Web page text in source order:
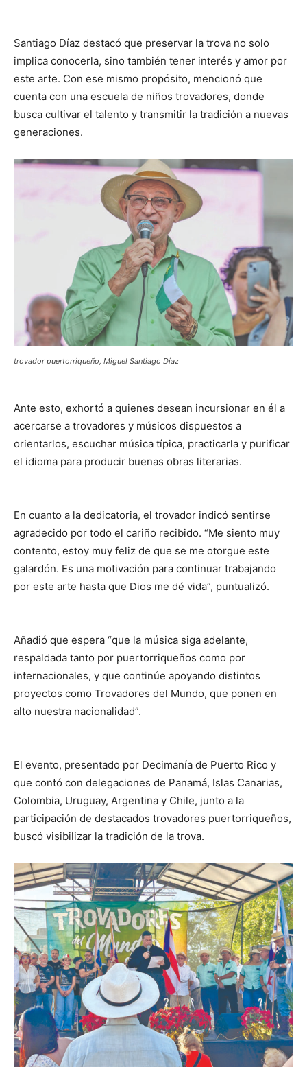
Santiago Díaz destacó que preservar la trova no solo
implica conocerla, sino también tener interés y amor por
este arte. Con ese mismo propósito, mencionó que
cuenta con una escuela de niños trovadores, donde
busca cultivar el talento y transmitir la tradición a nuevas
generaciones.
trovador puertorriqueño, Miguel Santiago Díaz
Ante esto, exhortó a quienes desean incursionar en él a
acercarse a trovadores y músicos dispuestos a
orientarlos, escuchar música típica, practicarla y purificar
el idioma para producir buenas obras literarias.
En cuanto a la dedicatoria, el trovador indicó sentirse
agradecido por todo el cariño recibido. “Me siento muy
contento, estoy muy feliz de que se me otorgue este
galardón. Es una motivación para continuar trabajando
por este arte hasta que Dios me dé vida”, puntualizó.
Añadió que espera “que la música siga adelante,
respaldada tanto por puertorriqueños como por
internacionales, y que continúe apoyando distintos
proyectos como Trovadores del Mundo, que ponen en
alto nuestra nacionalidad”.
El evento, presentado por Decimanía de Puerto Rico y
que contó con delegaciones de Panamá, Islas Canarias,
Colombia, Uruguay, Argentina y Chile, junto a la
participación de destacados trovadores puertorriqueños,
buscó visibilizar la tradición de la trova.